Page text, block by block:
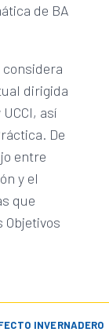
de BA
dirigida
así
De
entre
y el
que
INVERNADERO